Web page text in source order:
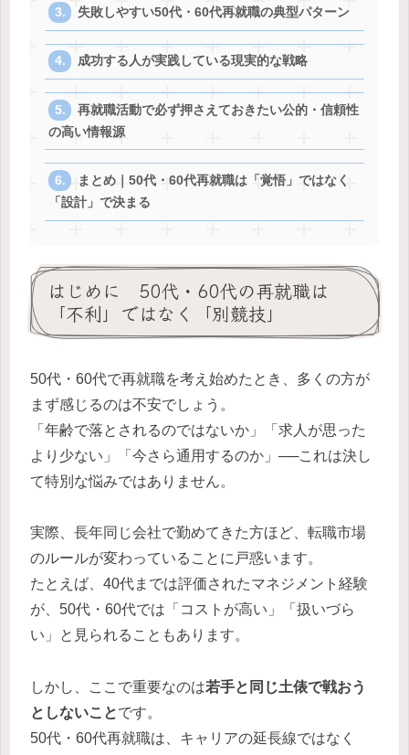
失敗しやすい50代・60代再就職の典型パターン
成功する人が実践している現実的な戦略
再就職活動で必ず押さえておきたい公的・信頼性
の高い情報源
まとめ｜50代・60代再就職は「覚悟」ではなく
「設計」で決まる
はじめに 50代・60代の再就職は
「不利」ではなく「別競技」
50代・60代で再就職を考え始めたとき、多くの方が
まず感じるのは不安でしょう。
「年齢で落とされるのではないか」「求人が思った
より少ない」「今さら通用するのか」──これは決し
て特別な悩みではありません。
実際、長年同じ会社で勤めてきた方ほど、転職市場
のルールが変わっていることに戸惑います。
たとえば、40代までは評価されたマネジメント経験
が、50代・60代では「コストが高い」「扱いづら
い」と見られることもあります。
しかし、ここで重要なのは若手と同じ土俵で戦おう
としないことです。
50代・60代再就職は、キャリアの延長線ではなく